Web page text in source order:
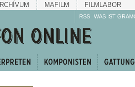
MAFILM FILMLABOR
RSS WAS IST